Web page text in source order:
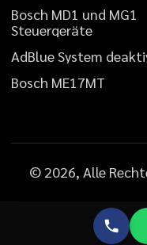
Bosch MD1 und MG1
Steuergeräte
AdBlueSystem deakti
Bosch ME17MT
© 2026, Alle